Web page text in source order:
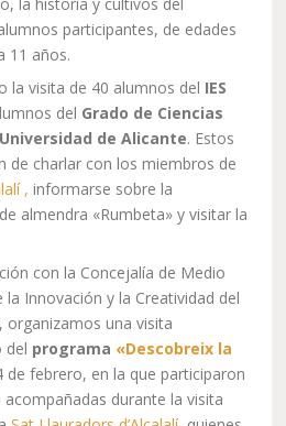
participantes, de edades
11 años.
la visita de 40 alumnos del IES
del Grado de Ciencias
de Alicante. Estos
de charlar con los miembros de
,informarse sobre la
almendra «Rumbeta» y visitar la
con la Concejalía de Medio
Innovación y la Creatividad del
una visita
del programa «Descobreix la
de febrero, en la que participaron
durante la visita